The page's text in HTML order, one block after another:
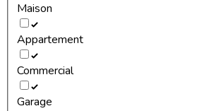
Maison
Appartement
Commercial
Garage